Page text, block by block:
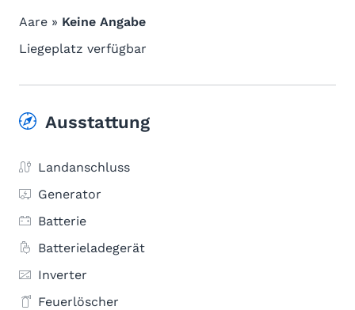
Aare » Keine Angabe
Liegeplatz verfügbar
Ausstattung
Landanschluss
Generator
Batterie
Batterieladegerät
Inverter
Feuerlöscher